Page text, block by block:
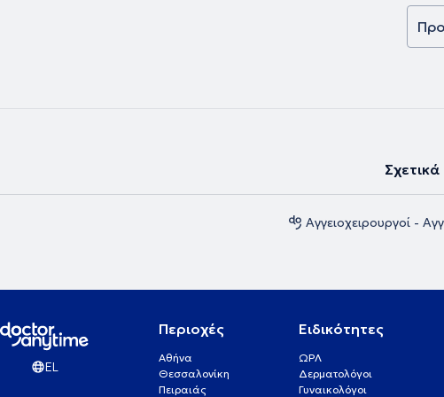
συνεδρίων, ενώ στο ιδιωτικό του ιατρείο παρέχει εξειδικευμένες υπηρεσίες
Αγγειοχειρουργικής - Αγγειολογίας στις εξατομικευμένες ανάγκες των
Αγγειοχειρουργοί -
EL
Περιοχές
Αθήνα
Θεσσαλονίκη
Πειραιάς
Ειδικότητες
ΩΡΛ
Δερματολόγοι
Γυναικολόγοι